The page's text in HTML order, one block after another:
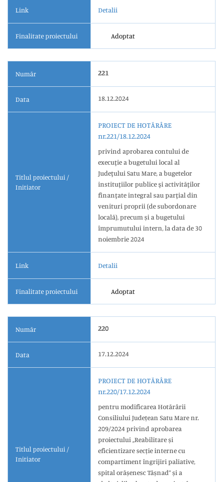
Link Detalii
Finalitate proiectului Adoptat
Număr 221
Data 18.12.2024
Titlul proiectului /
Initiator
PROIECT DE HOTĂRÂRE
nr.221/18.12.2024
privind aprobarea contului de
execuţie a bugetului local al
Judeţului Satu Mare, a bugetelor
instituţiilor publice şi activităţilor
finanţate integral sau parţial din
venituri proprii (de subordonare
locală), precum și a bugetului
împrumutului intern, la data de 30
noiembrie 2024
Link Detalii
Finalitate proiectului Adoptat
Număr 220
Data 17.12.2024
Titlul proiectului /
Initiator
PROIECT DE HOTĂRÂRE
nr.220/17.12.2024
pentru modificarea Hotărârii
Consiliului Județean Satu Mare nr.
209/2024 privind aprobarea
proiectului ,,Reabilitare și
eficientizare secție interne cu
compartiment îngrijiri paliative,
spital orășenesc Tășnad” și a